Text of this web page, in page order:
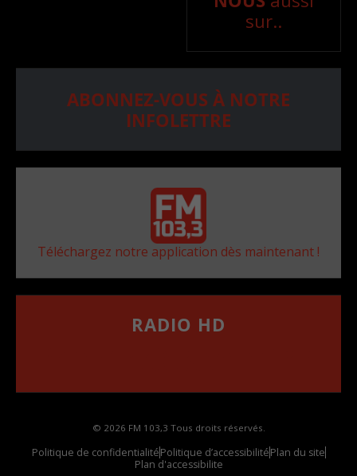
sur..
ABONNEZ-VOUS À NOTRE
INFOLETTRE
Téléchargez notre application dès maintenant !
RADIO HD
© 2026 FM 103,3 Tous droits réservés.
Politique de confidentialitéPolitique d’accessibilitéPlan du site
Plan d'accessibilite